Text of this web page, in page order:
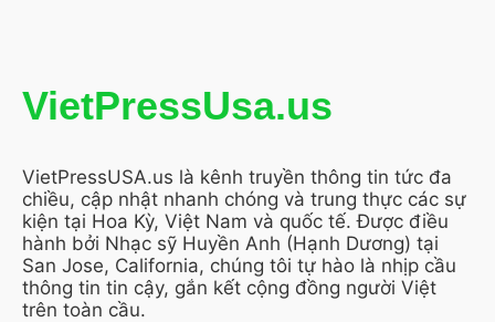
VietPressUsa.us
VietPressUSA.us là kênh truyền thông tin tức đa
chiều, cập nhật nhanh chóng và trung thực các sự
kiện tại Hoa Kỳ, Việt Nam và quốc tế. Được điều
hành bởi Nhạc sỹ Huyền Anh (Hạnh Dương) tại
San Jose, California, chúng tôi tự hào là nhịp cầu
thông tin tin cậy, gắn kết cộng đồng người Việt
trên toàn cầu.